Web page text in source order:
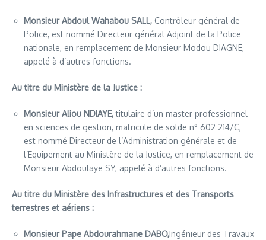
Monsieur Abdoul Wahabou SALL, Contrôleur général de
Police, est nommé Directeur général Adjoint de la Police
nationale, en remplacement de Monsieur Modou DIAGNE,
appelé à d’autres fonctions.
Au titre du Ministère de la Justice :
Monsieur Aliou NDIAYE,titulaire d’un master professionnel
en sciences de gestion, matricule de solde n° 602 214/C,
est nommé Directeur de l’Administration générale et de
l’Equipement au Ministère de la Justice, en remplacement de
Monsieur Abdoulaye SY, appelé à d’autres fonctions.
Au titre du Ministère des Infrastructures et des Transports
terrestres et aériens :
Monsieur Pape Abdourahmane DABO,Ingénieur des Travaux